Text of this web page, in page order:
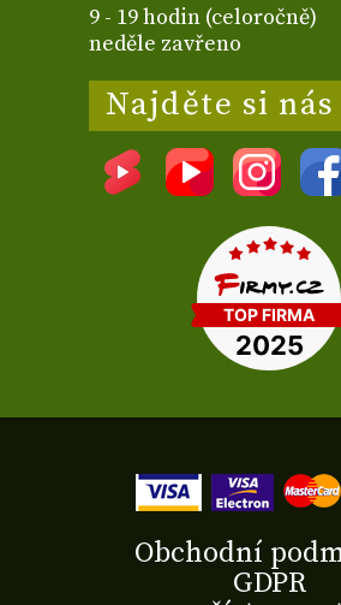
9 - 19 hodin (celoročně)
neděle zavřeno
Najděte si nás
Obchodní
GDPR